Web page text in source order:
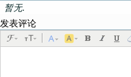
暂无.
发表评论